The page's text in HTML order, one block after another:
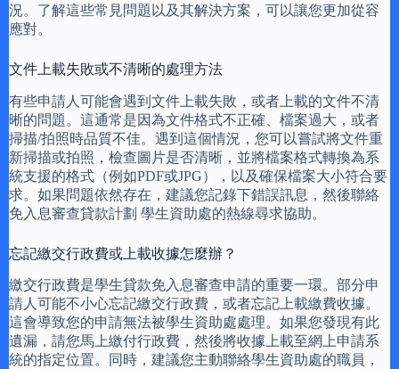
況。了解這些常見問題以及其解決方案，可以讓您更加從容
應對。
文件上載失敗或不清晰的處理方法
有些申請人可能會遇到文件上載失敗，或者上載的文件不清
晰的問題。這通常是因為文件格式不正確、檔案過大，或者
掃描/拍照時品質不佳。遇到這個情況，您可以嘗試將文件重
新掃描或拍照，檢查圖片是否清晰，並將檔案格式轉換為系
統支援的格式（例如PDF或JPG），以及確保檔案大小符合要
求。如果問題依然存在，建議您記錄下錯誤訊息，然後聯絡
免入息審查貸款計劃 學生資助處的熱線尋求協助。
忘記繳交行政費或上載收據怎麼辦？
繳交行政費是學生貸款免入息審查申請的重要一環。部分申
請人可能不小心忘記繳交行政費，或者忘記上載繳費收據。
這會導致您的申請無法被學生資助處處理。如果您發現有此
遺漏，請您馬上繳付行政費，然後將收據上載至網上申請系
統的指定位置。同時，建議您主動聯絡學生資助處的職員，